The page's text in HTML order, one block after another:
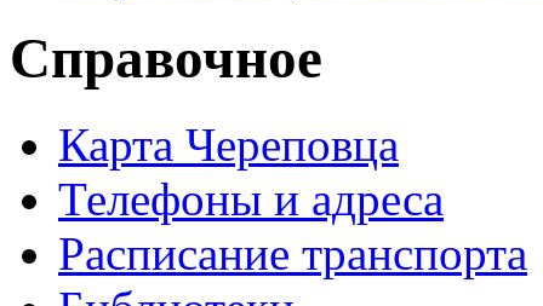
Справочное
Карта Череповца
Телефоны и адреса
Расписание транспорта